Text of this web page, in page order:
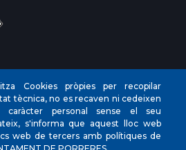
la Vila, 17 CP: 07260
Cookies pròpies per recopilar
tècnica, no es recaven ni cedeixen
caràcter personal sense el seu
s'informa que aquest lloc web
web de tercers amb polítiques de